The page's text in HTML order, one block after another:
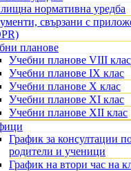
нормативна уредба
свързани с
планове
Учебни планове VIII клас
Учебни планове IX клас
Учебни планове X клас
Учебни планове XI клас
Учебни планове XII клас
График за консултации
родители и ученици
График на втори час на